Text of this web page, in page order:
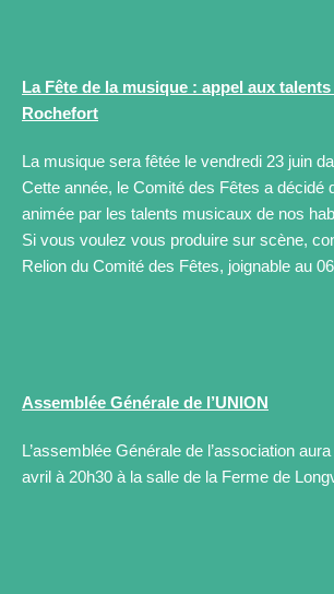
La Fête de la musique : appel aux
Rochefort
La musique sera fêtée le vendredi 23 juin
Cette année, le Comité des Fêtes a décidé
animée par les talents musicaux de nos
Si vous voulez vous produire sur scène,
Relion du Comité des Fêtes, joignable au
Assemblée Générale de l’UNION
L’assemblée Générale de l’association
avril à 20h30 à la salle de la Ferme de